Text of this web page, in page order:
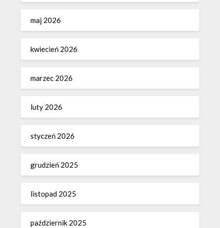
maj 2026
kwiecień 2026
marzec 2026
luty 2026
styczeń 2026
grudzień 2025
listopad 2025
październik 2025